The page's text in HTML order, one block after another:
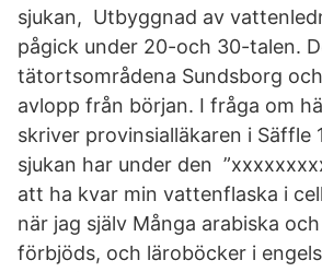
sjukan, Utbyggnad av
pågick under 20-och 30-talen.
tätortsområdena Sundsborg
avlopp från början. I fråga om
skriver provinsialläkaren i Säffle
sjukan har under den
att ha kvar min vattenflaska i
när jag själv Många arabiska
förbjöds, och läroböcker i